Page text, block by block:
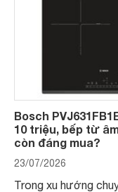
Bosch
10 triệu, bếp từ
còn đáng mua?
23/07/2026
Trong xu hướng